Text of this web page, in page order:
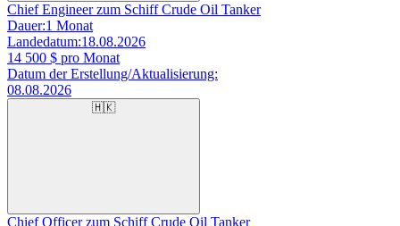
Chief Engineer zum Schiff Crude Oil Tanker
Dauer:1 Monat
Landedatum:18.08.2026
14 500 $ pro Monat
Datum der Erstellung/Aktualisierung:
08.08.2026
🇭🇰
Chief Officer zum Schiff Crude Oil Tanker